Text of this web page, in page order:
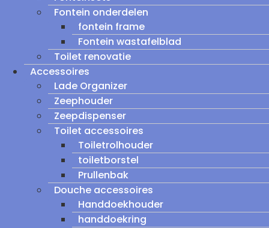
Fontein onderdelen
fontein frame
Fontein wastafelblad
Toilet renovatie
Accessoires
Lade Organizer
Zeephouder
Zeepdispenser
Toilet accessoires
Toiletrolhouder
toiletborstel
Prullenbak
Douche accessoires
Handdoekhouder
handdoekring